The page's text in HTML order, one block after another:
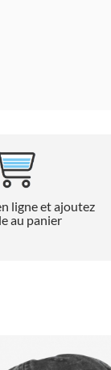
ligne et ajoutez
au panier